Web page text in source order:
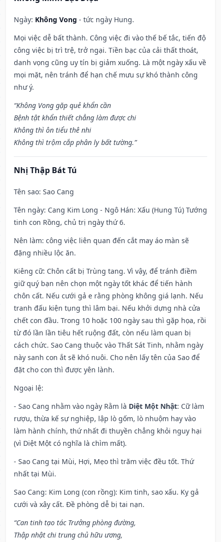
Ngày: Không Vong - tức ngày Hung.
Mọi việc dễ bất thành. Công việc đi vào thế bế tắc, tiến độ
công việc bị trì trệ, trở ngại. Tiền bạc của cải thất thoát,
danh vọng cũng uy tín bị giảm xuống. Là một ngày xấu về
mọi mặt, nên tránh để hạn chế mưu sự khó thành công
như ý.
“Không Vong gặp quẻ khẩn cần
Bệnh tật khẩn thiết chẳng làm được chi
Không thì ôn tiểu thê nhi
Không thì trộm cắp phân ly bất tường.”
Nhị Thập Bát Tú
Tên sao: Sao Cang
Tên ngày: Cang Kim Long - Ngô Hán: Xấu (Hung Tú) Tướng
tinh con Rồng, chủ trị ngày thứ 6.
Nên làm: công việc liên quan đến cắt may áo màn sẽ
đặng nhiều lộc ăn.
Kiêng cữ: Chôn cất bị Trùng tang. Vì vậy, để tránh điềm
giữ quý bạn nên chọn một ngày tốt khác để tiến hành
chôn cất. Nếu cưới gả e rằng phòng không giá lạnh. Nếu
tranh đấu kiện tụng thì lâm bại. Nếu khởi dựng nhà cửa
chết con đầu. Trong 10 hoặc 100 ngày sau thì gặp họa, rồi
từ đó lần lần tiêu hết ruộng đất, còn nếu làm quan bị
cách chức. Sao Cang thuộc vào Thất Sát Tinh, nhằm ngày
này sanh con ắt sẽ khó nuôi. Cho nên lấy tên của Sao để
đặt cho con thì được yên lành.
Ngoại lệ:
- Sao Cang nhằm vào ngày Rằm là Diệt Một Nhật: Cữ làm
rượu, thừa kế sự nghiệp, lập lò gốm, lò nhuộm hay vào
làm hành chính, thứ nhất đi thuyền chẳng khỏi nguy hại
(vì Diệt Một có nghĩa là chìm mất).
- Sao Cang tại Mùi, Hợi, Mẹo thì trăm việc đều tốt. Thứ
nhất tại Mùi.
Sao Cang: Kim Long (con rồng): Kim tinh, sao xấu. Kỵ gả
cưới và xây cất. Đề phòng dễ bị tai nạn.
“Can tinh tạo tác Trưởng phòng đường,
Thập nhật chi trung chủ hữu ương,